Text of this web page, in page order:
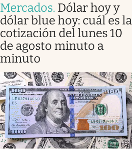
Mercados. Dólar hoy y
dólar blue hoy: cuál es la
cotización del lunes 10
de agosto minuto a
minuto